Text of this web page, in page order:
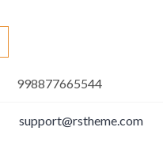
998877665544
support@rstheme.com